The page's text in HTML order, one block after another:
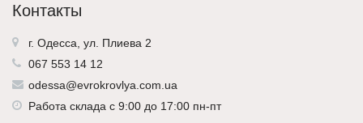
Контакты
г. Одесса, ул. Плиева 2
067 553 14 12
odessa@evrokrovlya.com.ua
Работа склада с 9:00 до 17:00 пн-пт